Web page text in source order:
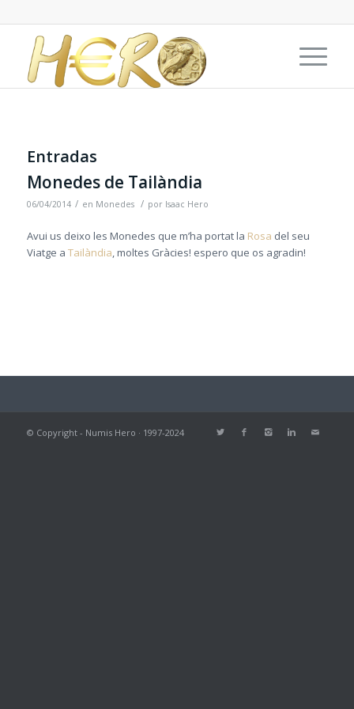
Entradas
Monedes de Tailàndia
06/04/2014 / en Monedes / por Isaac Hero
Avui us deixo les Monedes que m’ha portat la Rosa del seu
Viatge a Tailàndia, moltes Gràcies! espero que os agradin!
© Copyright - Numis Hero · 1997-2024